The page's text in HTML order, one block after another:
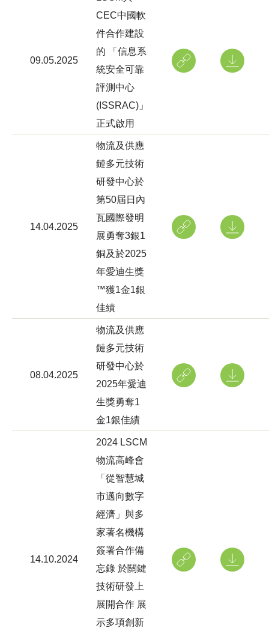
09.05.2025
CEC中國軟
件合作建設
的 「信息系
統安全可靠
評測中心
(ISSRAC)」
正式啟用
14.04.2025
物流及供應
鏈多元技術
研發中心於
第50屆日內
瓦國際發明
展勇奪3銀1
銅及於2025
年愛迪生獎
™獲1金1銀
佳績
08.04.2025
物流及供應
鏈多元技術
研發中心於
2025年愛迪
生獎勇奪1
金1銀佳績
14.10.2024
2024 LSCM
物流高峰會
「從智慧城
市邁向數字
經濟」與多
家著名機構
簽署合作備
忘錄 於關鍵
技術研發上
展開合作 展
示多項創新